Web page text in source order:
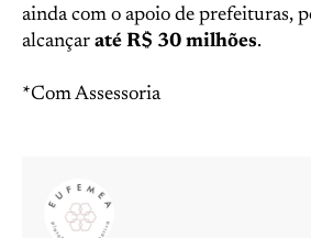
ainda com o apoio de prefeituras,
alcançar até R$ 30 milhões.
*Com Assessoria